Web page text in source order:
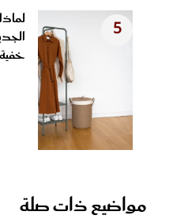
5
خفية
مواضيع ذات صلة